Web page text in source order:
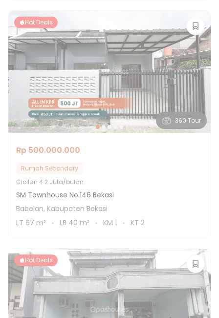
360 Tour
Hot Deals
Rp 500.000.000
Rumah Secondary
Cicilan 4.2 Juta/bulan
SM Townhouse No.146 Bekasi
Babelan, Kabupaten Bekasi
LT 67 m² LB 40 m² KM 1 KT 2
Hot Deals